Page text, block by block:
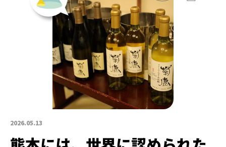
2026.05.13